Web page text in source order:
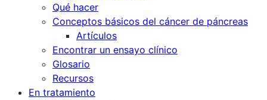
Qué hacer
Conceptos básicos del cáncer de páncreas
Artículos
Encontrar un ensayo clínico
Glosario
Recursos
En tratamiento